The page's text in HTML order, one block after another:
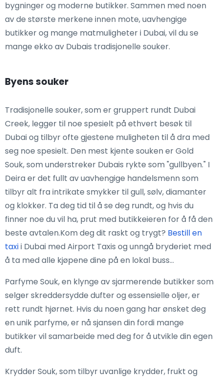
bygninger og moderne butikker. Sammen med noen
av de største merkene innen mote, uavhengige
butikker og mange matmuligheter i Dubai, vil du se
mange ekko av Dubais tradisjonelle souker.
Byens souker
Tradisjonelle souker, som er gruppert rundt Dubai
Creek, legger til noe spesielt på ethvert besøk til
Dubai og tilbyr ofte gjestene muligheten til å dra med
seg noe spesielt. Den mest kjente souken er Gold
Souk, som understreker Dubais rykte som "gullbyen." I
Deira er det fullt av uavhengige handelsmenn som
tilbyr alt fra intrikate smykker til gull, sølv, diamanter
og klokker. Ta deg tid til å se deg rundt, og hvis du
finner noe du vil ha, prut med butikkeieren for å få den
beste avtalen.Kom deg dit raskt og trygt? Bestill en
taxii Dubai med Airport Taxis og unngå bryderiet med
å ta med alle kjøpene dine på en lokal buss…
Parfyme Souk, en klynge av sjarmerende butikker som
selger skreddersydde dufter og essensielle oljer, er
rett rundt hjørnet. Hvis du noen gang har ønsket deg
en unik parfyme, er nå sjansen din fordi mange
butikker vil samarbeide med deg for å utvikle din egen
duft.
Krydder Souk, som tilbyr uvanlige krydder, frukt og